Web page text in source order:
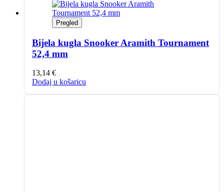
Pregled
Bijela kugla Snooker Aramith Tournament
52,4 mm
13,14 €
Dodaj u košaricu